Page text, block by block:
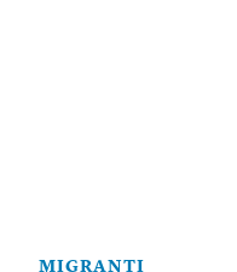
MIGRANTI